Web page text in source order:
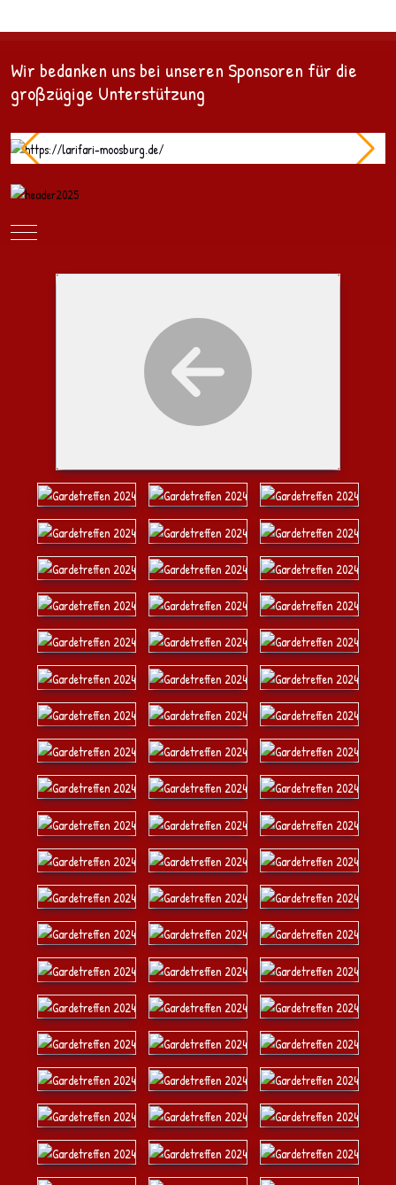
Wir bedanken uns bei unseren Sponsoren für die
großzügige Unterstützung
Mobile Menu Toggle